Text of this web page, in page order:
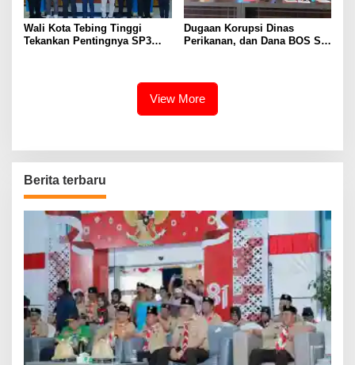
Wali Kota Tebing Tinggi
Tekankan Pentingnya SP3
Dugaan Korupsi Dinas
Perikanan, dan Dana BOS SD
View More
Berita terbaru